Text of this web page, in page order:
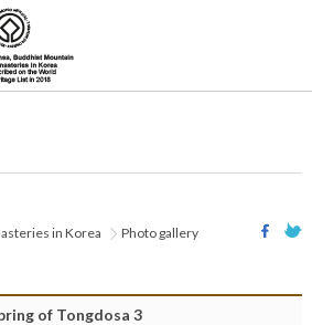
in Korea Photo gallery
of Tongdosa 3